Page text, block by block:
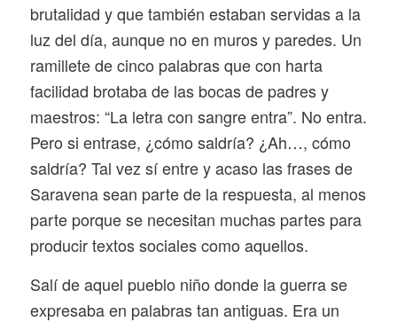
brutalidad y que también estaban servidas a la
luz del día, aunque no en muros y paredes. Un
ramillete de cinco palabras que con harta
facilidad brotaba de las bocas de padres y
maestros: “La letra con sangre entra”. No entra.
Pero si entrase, ¿cómo saldría? ¿Ah…, cómo
saldría? Tal vez sí entre y acaso las frases de
Saravena sean parte de la respuesta, al menos
parte porque se necesitan muchas partes para
producir textos sociales como aquellos.
Salí de aquel pueblo niño donde la guerra se
expresaba en palabras tan antiguas. Era un